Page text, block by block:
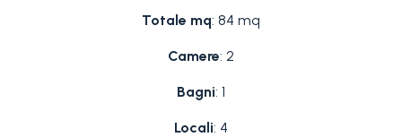
Totale mq: 84 mq
Camere: 2
Bagni: 1
Locali: 4